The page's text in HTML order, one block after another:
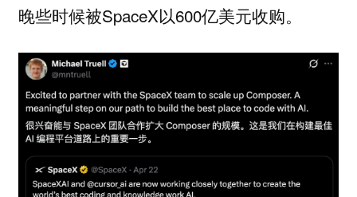
晚些时候被SpaceX以600亿美元收购。